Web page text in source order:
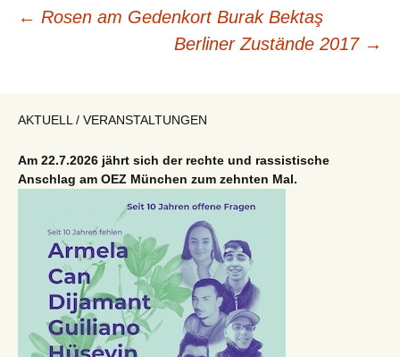
Beitragsnavigation
← Rosen am Gedenkort Burak Bektaş
Berliner Zustände 2017 →
AKTUELL / VERANSTALTUNGEN
Am 22.7.2026 jährt sich der rechte und rassistische
Anschlag am OEZ München zum zehnten Mal.